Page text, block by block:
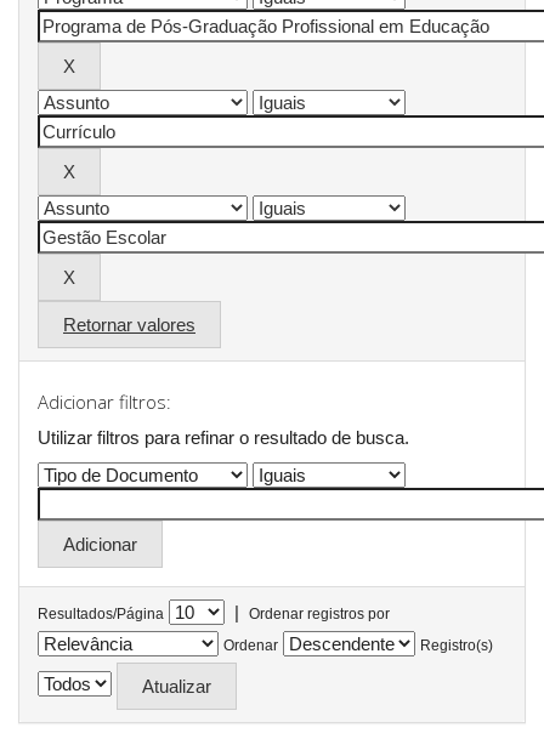
Retornar valores
Adicionar filtros:
Utilizar filtros para refinar o resultado de busca.
Resultados/Página |
Ordenar registros por
Ordenar
Registro(s)